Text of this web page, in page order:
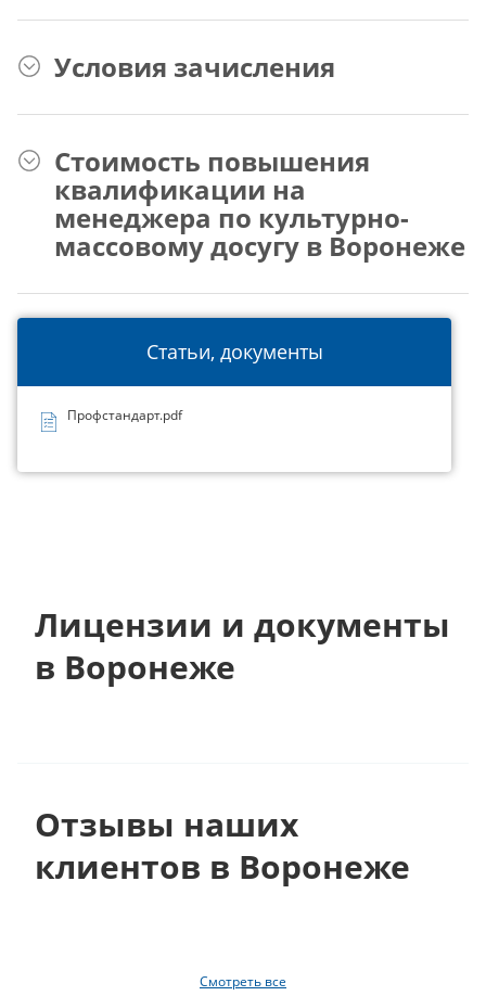
Статьи, документы
Профстандарт.pdf
Условия зачисления
Стоимость повышения
квалификации на
менеджера по культурно-
массовому досугу в Воронеже
Лицензии и документы
в Воронеже
Отзывы наших
клиентов в Воронеже
Смотреть все